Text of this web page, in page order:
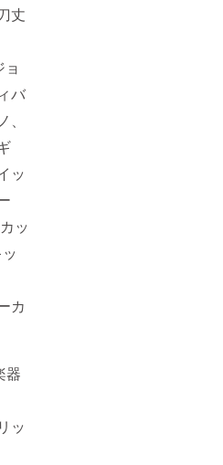
丈
バ
ッ
ッ
カ
器
ッ